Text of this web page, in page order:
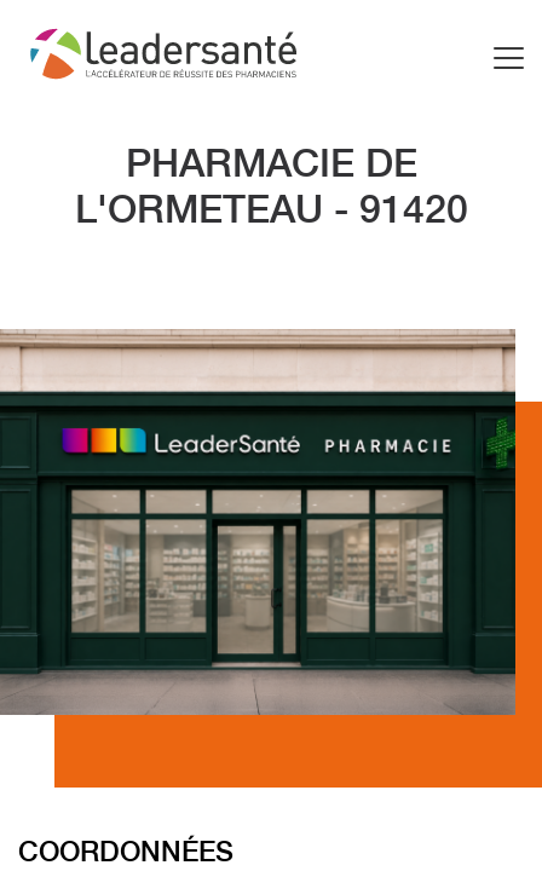
PHARMACIE DE
L'ORMETEAU - 91420
COORDONNÉES